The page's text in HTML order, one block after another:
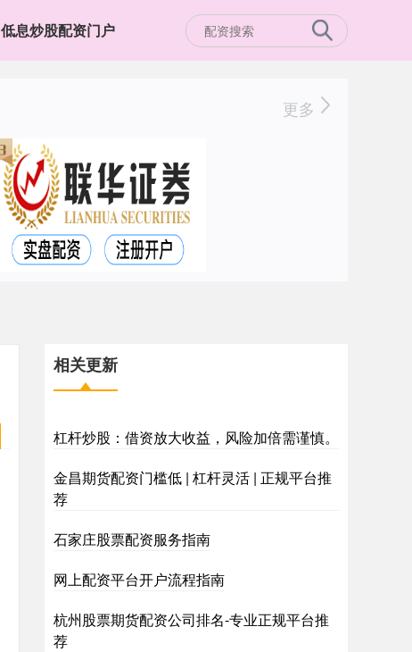
低息炒股配资门户
更多
相关更新
杠杆炒股：借资放大收益，风险加倍需谨慎。
金昌期货配资门槛低 | 杠杆灵活 | 正规平台推
荐
石家庄股票配资服务指南
网上配资平台开户流程指南
杭州股票期货配资公司排名-专业正规平台推
荐